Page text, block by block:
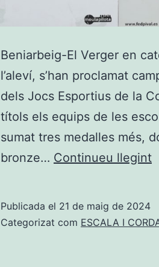
Beniarbeig-El Verger en
l’aleví, s’han proclamat
dels Jocs Esportius de la
títols els equips de les
sumat tres medalles més,
bronze… Continueu llegint
Publicada el 21 de maig de 2024
Categorizat com ESCALA I